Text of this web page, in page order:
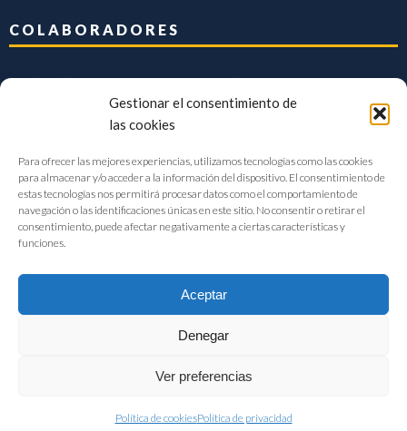
Gestionar el consentimiento de
las cookies
Para ofrecer las mejores experiencias, utilizamos tecnologías como las cookies
para almacenar y/o acceder a la información del dispositivo. El consentimiento de
estas tecnologías nos permitirá procesar datos como el comportamiento de
navegación o las identificaciones únicas en este sitio. No consentir o retirar el
consentimiento, puede afectar negativamente a ciertas características y
funciones.
Aceptar
Denegar
Ver preferencias
Política de cookiesPolítica de privacidad
COLABORADORES
FIAB Federación Española de Industrias de la Alimentación y Bebidas